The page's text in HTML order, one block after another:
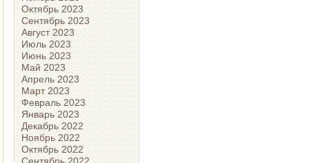
Октябрь 2023
Сентябрь 2023
Август 2023
Июль 2023
Июнь 2023
Май 2023
Апрель 2023
Март 2023
Февраль 2023
Январь 2023
Декабрь 2022
Ноябрь 2022
Октябрь 2022